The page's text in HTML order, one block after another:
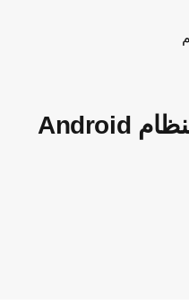
تلفزيون MiniLED بنظام Android